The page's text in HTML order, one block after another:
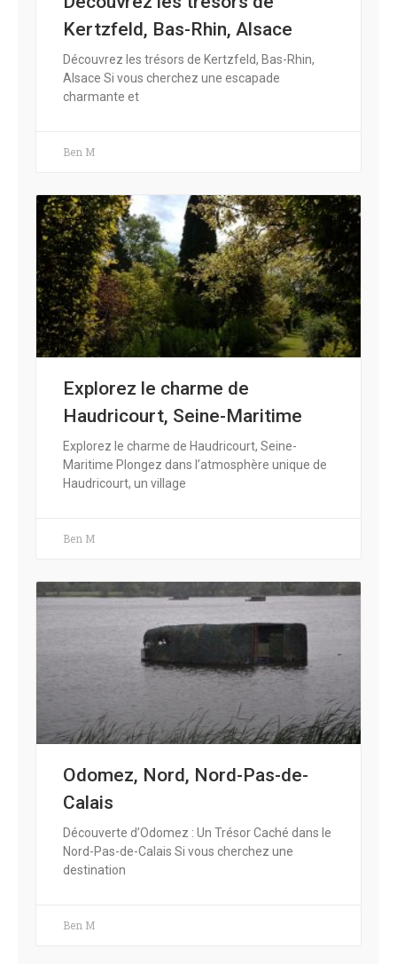
Kertzfeld, Bas-Rhin, Alsace
Découvrez les trésors de Kertzfeld, Bas-Rhin,
Alsace Si vous cherchez une escapade
charmante et
Ben M
Explorez le charme de
Haudricourt, Seine-Maritime
Explorez le charme de Haudricourt, Seine-
Maritime Plongez dans l’atmosphère unique de
Haudricourt, un village
Ben M
Odomez, Nord, Nord-Pas-de-
Calais
Découverte d’Odomez : Un Trésor Caché dans le
Nord-Pas-de-Calais Si vous cherchez une
destination
Ben M